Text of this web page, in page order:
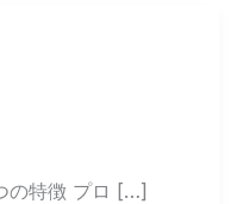
の特徴 プロ […]